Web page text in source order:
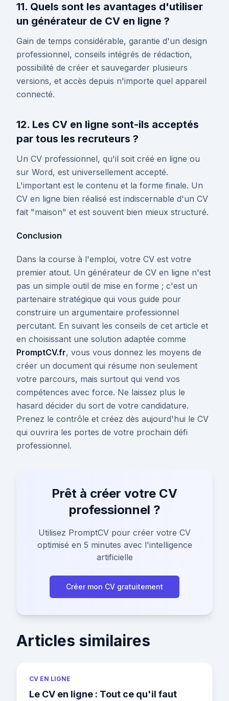
11. Quels sont les avantages d'utiliser
un générateur de CV en ligne ?
Gain de temps considérable, garantie d'un design
professionnel, conseils intégrés de rédaction,
possibilité de créer et sauvegarder plusieurs
versions, et accès depuis n'importe quel appareil
connecté.
12. Les CV en ligne sont-ils acceptés
par tous les recruteurs ?
Un CV professionnel, qu'il soit créé en ligne ou
sur Word, est universellement accepté.
L'important est le contenu et la forme finale. Un
CV en ligne bien réalisé est indiscernable d'un CV
fait "maison" et est souvent bien mieux structuré.
Conclusion
Dans la course à l'emploi, votre CV est votre
premier atout. Un générateur de CV en ligne n'est
pas un simple outil de mise en forme ; c'est un
partenaire stratégique qui vous guide pour
construire un argumentaire professionnel
percutant. En suivant les conseils de cet article et
en choisissant une solution adaptée comme
PromptCV.fr, vous vous donnez les moyens de
créer un document qui résume non seulement
votre parcours, mais surtout qui vend vos
compétences avec force. Ne laissez plus le
hasard décider du sort de votre candidature.
Prenez le contrôle et créez dès aujourd'hui le CV
qui ouvrira les portes de votre prochain défi
professionnel.
Prêt à créer votre CV
professionnel ?
Utilisez PromptCV pour créer votre CV
optimisé en 5 minutes avec l'intelligence
artificielle
Créer mon CV gratuitement
Articles similaires
CV EN LIGNE
Le CV en ligne : Tout ce qu'il faut